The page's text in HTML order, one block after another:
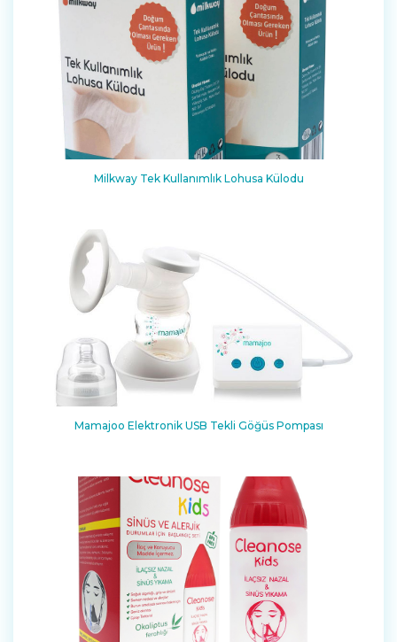
Milkway Tek Kullanımlık Lohusa Külodu
Mamajoo Elektronik USB Tekli Göğüs Pompası